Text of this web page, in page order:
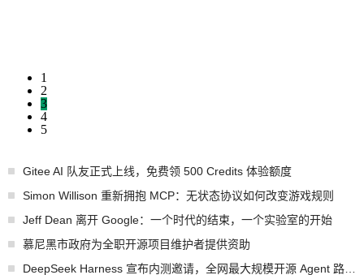
1
2
3
4
5
Gitee AI 队友正式上线，免费领 500 Credits 体验额度
Simon Willison 重新拥抱 MCP：无状态协议如何改变游戏规则
Jeff Dean 离开 Google：一个时代的结束，一个实验室的开始
慕尼黑市政府为全职开源项目维护者提供资助